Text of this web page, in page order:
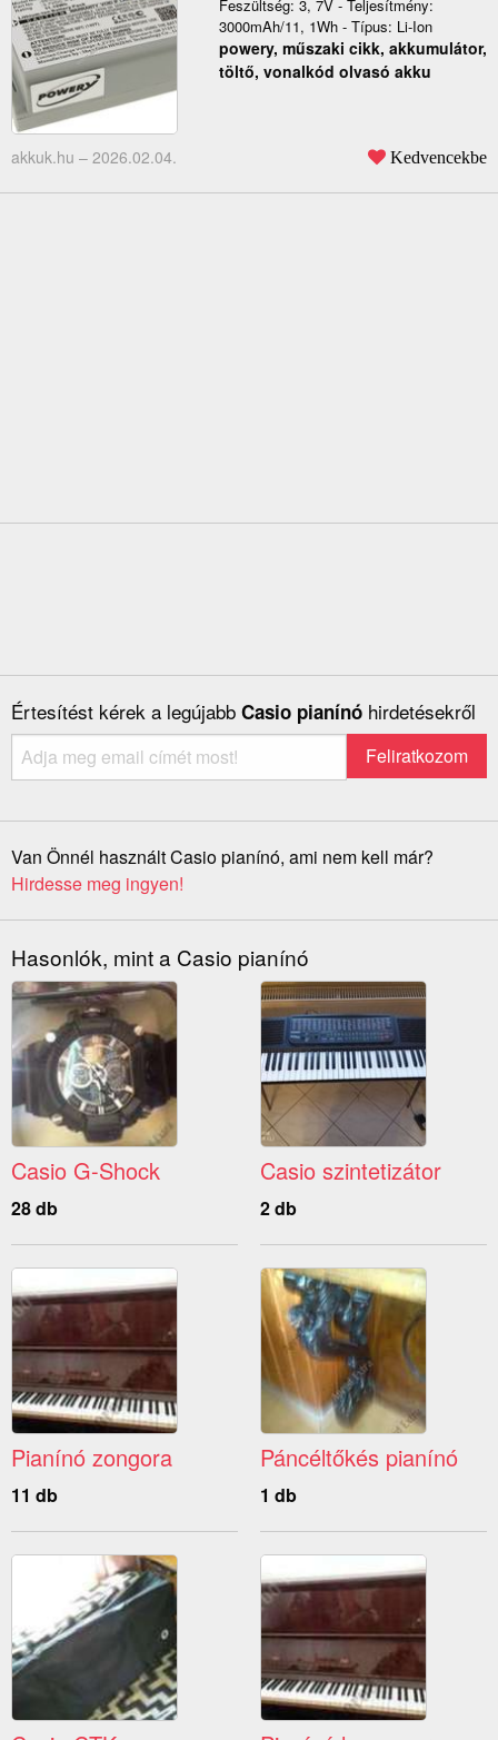
Feszültség: 3, 7V - Teljesítmény:
3000mAh/11, 1Wh - Típus: Li-Ion
powery, műszaki cikk, akkumulátor,
töltő, vonalkód olvasó akku
akkuk.hu – 2026.02.04. Kedvencekbe
Értesítést kérek a legújabb Casio pianínó hirdetésekről
Van Önnél használt Casio pianínó, ami nem kell már?
Hirdesse meg ingyen!
Hasonlók, mint a Casio pianínó
Casio G-Shock
28 db
Casio szintetizátor
2 db
Pianínó zongora
11 db
Páncéltőkés pianínó
1 db